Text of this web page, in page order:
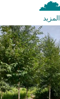
المزيد